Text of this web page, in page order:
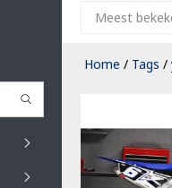
Meest
Home / Tags /